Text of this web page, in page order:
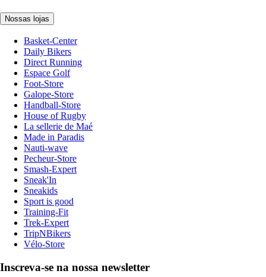
Nossas lojas
Basket-Center
Daily Bikers
Direct Running
Espace Golf
Foot-Store
Galope-Store
Handball-Store
House of Rugby
La sellerie de Maé
Made in Paradis
Nauti-wave
Pecheur-Store
Smash-Expert
Sneak'In
Sneakids
Sport is good
Training-Fit
Trek-Expert
TripNBikers
Vélo-Store
Inscreva-se na nossa newsletter